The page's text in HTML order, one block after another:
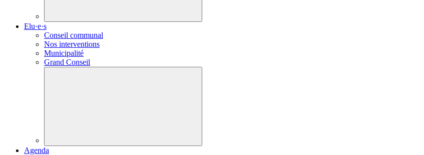
Elu·e·s
Conseil communal
Nos interventions
Municipalité
Grand Conseil
Agenda